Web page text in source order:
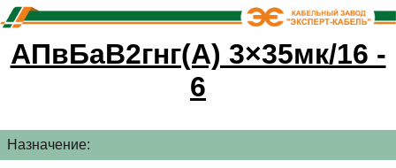
АПвБаВ2гнг(А) 3×35мк/16 -
6
Назначение: